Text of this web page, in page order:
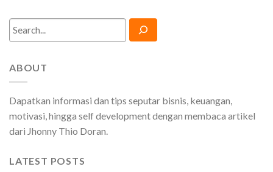
Search
ABOUT
Dapatkan informasi dan tips seputar bisnis, keuangan,
motivasi, hingga self development dengan membaca artikel
dari Jhonny Thio Doran.
LATEST POSTS